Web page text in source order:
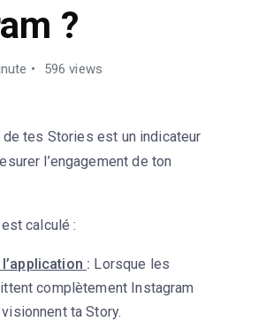
?
596 views
tes Stories est un indicateur
l’engagement de ton
calculé :
: Lorsque les
complètement Instagram
ta Story.